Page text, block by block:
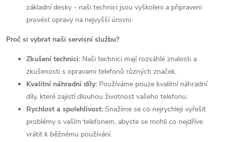
základní desky - naši technici jsou vyškoleni a připraveni
provést opravy na nejvyšší úrovni.
Proč si vybrat naši servisní službu?
Zkušení technici: Naši technici mají rozsáhlé znalosti a
zkušenosti s opravami telefonů různých značek.
Kvalitní náhradní díly: Používáme pouze kvalitní náhradní
díly, které zajistí dlouhou životnost vašeho telefonu.
Rychlost a spolehlivost: Snažíme se co nejrychleji vyřešit
problémy s vaším telefonem, abyste se mohli co nejdříve
vrátit k běžnému používání.